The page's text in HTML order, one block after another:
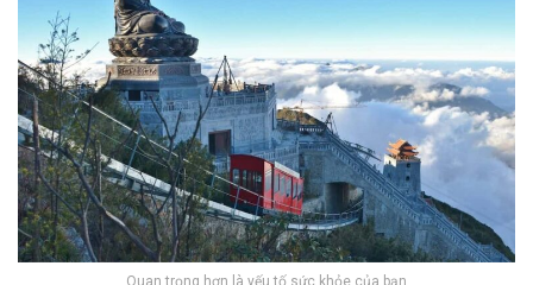
Quan trọng hơn là yếu tố sức khỏe của bạn